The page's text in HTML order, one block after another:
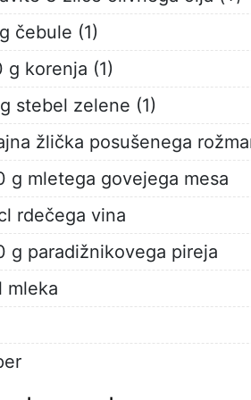
čebule (1)
g korenja (1)
stebel zelene (1)
žlička posušenega
g mletega govejega mesa
rdečega vina
g paradižnikovega pireja
mleka